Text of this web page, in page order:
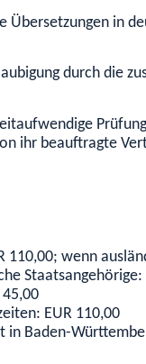
Übersetzungen in
durch die
ihr beauftragte
110,00; wenn
Staatsangehörige:
EUR 110,00
Baden-